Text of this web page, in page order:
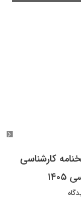
کارشناسی